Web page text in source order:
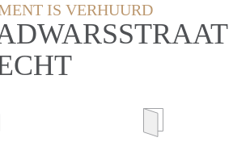
IS VERHUURD